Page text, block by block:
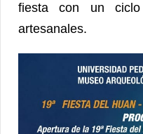
fiesta con un
artesanales.